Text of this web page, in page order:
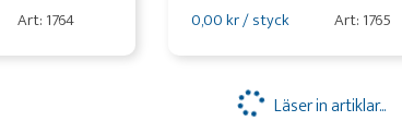
Art: 1764 0,00 kr / styck Art: 1765
Läser in artiklar...